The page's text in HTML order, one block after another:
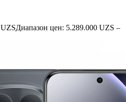
UZSДиапазон цен: 5.289.000 UZS –